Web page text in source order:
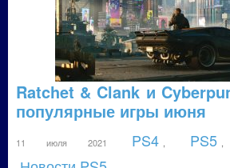
Ratchet & Clank и
популярные игры июня
11 июля 2021 PS4 PS5